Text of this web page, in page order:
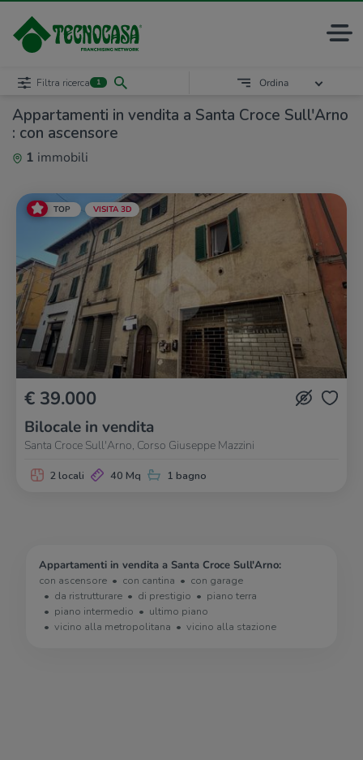
Appartamenti in vendita a Santa Croce Sull'Arno
: con ascensore
1 immobili
Filtra ricerca 1 Ordina
TOP VISITA 3D
€ 39.000
Bilocale in vendita
Santa Croce Sull'Arno, Corso Giuseppe Mazzini
2 locali 40 Mq 1 bagno
Appartamenti in vendita a Santa Croce Sull'Arno:
con ascensore
con cantina
con garage
da ristrutturare
di prestigio
piano terra
piano intermedio
ultimo piano
vicino alla metropolitana
vicino alla stazione